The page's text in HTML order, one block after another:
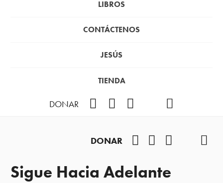
LIBROS
CONTÁCTENOS
JESÚS
TIENDA
DONAR
DONAR
Sigue Hacia Adelante